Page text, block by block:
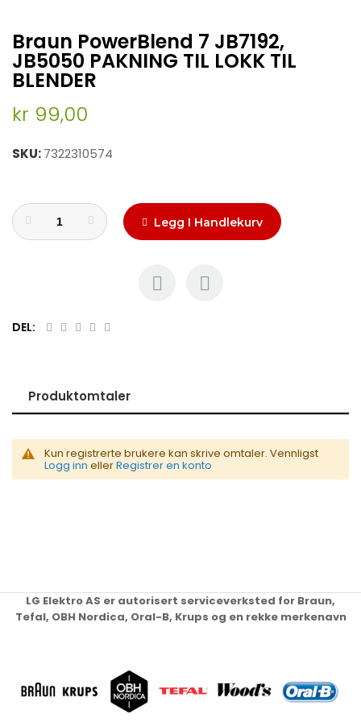
to
the
beginning
of
the
images
Braun PowerBlend 7 JB7192,
JB5050 PAKNING TIL LOKK TIL
BLENDER
kr 99,00
SKU 7322310574
Legg I Handlekurv
DEL:
Produktomtaler
Kun registrerte brukere kan skrive omtaler. Vennligst
Logg inn ellerRegistrer en konto
LG Elektro AS er autorisert serviceverksted for Braun,
Tefal, OBH Nordica, Oral-B, Krups og en rekke merkenavn